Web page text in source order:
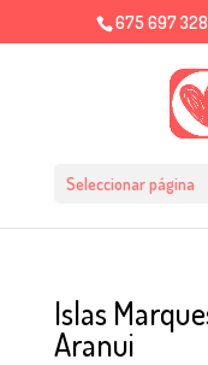
675 697 328
Seleccionar página
Islas
Aranui